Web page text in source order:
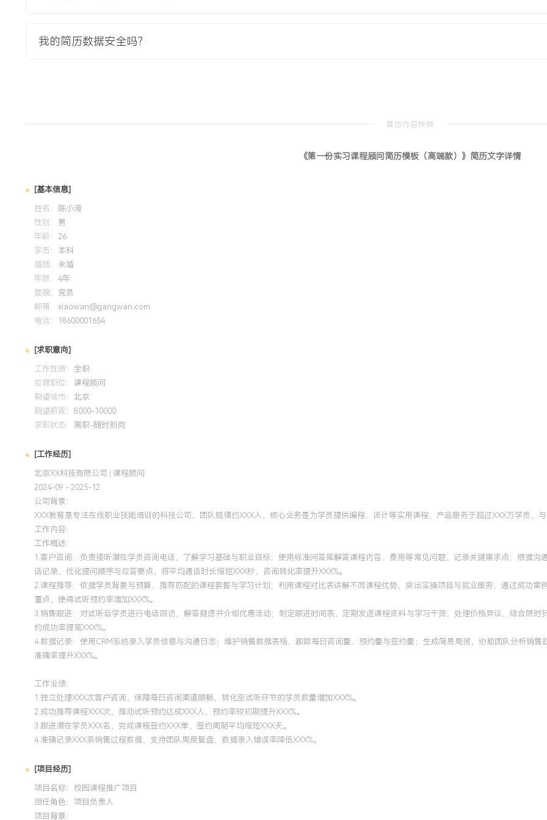
2024-09 -2025-12
我的简历数据安全吗？
《第一份实习课程顾问简历模板（高端款）》简历文字详情
[基本信息]
姓名：
陈小湾
性别： 男
年龄： 26
学历： 本科
婚姻： 未婚
年限： 4年
面貌： 党员
邮箱： xiaowan@gangwan.com
电话：
18600001654
[求职意向]
工作性质： 全职
应聘职位： 课程顾问
期望城市： 北京
期望薪资： 8000-10000
求职状态： 离职-随时到岗
[工作经历]
北京XX科技有限公司 | 课程顾问
2024-09 - 2025-12
公司背景：
XXX教育是专注在线职业技能培训的科技公司，团队规模约XXX人，核心业务是为学员提供编程、设计等实用课程，产品服务于超过XXX万学员，
工作内容：
工作概述：
1.客户咨询：负责接听潜在学员咨询电话，了解学习基础与职业目标；使用标准问答库解答课程内容、费用等常见问题，记录关键需求点；根据
话记录，优化提问顺序与应答要点，将平均通话时长缩短XXX秒，咨询转化率提升XXX%。
2.课程推荐：依据学员背景与预算，推荐匹配的课程套餐与学习计划；利用课程对比表讲解不同课程优势，突出实操项目与就业服务；通过成功
重点，使得试听预约率增加XXX%。
3.销售跟进：对试听后学员进行电话回访，解答疑虑并介绍优惠活动；制定跟进时间表，定期发送课程资料与学习干货；处理价格异议，结合限
约成功率提高XXX%。
4.数据记录：使用CRM系统录入学员信息与沟通日志；维护销售数据表格，跟踪每日咨询量、预约量与签约量；生成简易周报，协助团队分析销
准确率提升XXX%。
工作业绩：
1.独立处理XXX次客户咨询，保障每日咨询渠道顺畅，转化至试听环节的学员数量增加XXX%。
2.成功推荐课程XXX次，推动试听预约达成XXX人，预约率较初期提升XXX%。
3.跟进潜在学员XXX名，完成课程签约XXX单，签约周期平均缩短XXX天。
4.准确记录XXX条销售过程数据，支持团队周度复盘，数据录入错误率降低XXX%。
[项目经历]
项目名称：校园课程推广项目
担任角色： 项目负责人
项目背景：